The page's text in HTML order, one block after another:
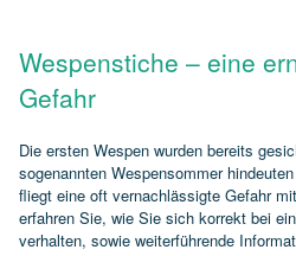
Wespenstiche – eine
Gefahr
Die ersten Wespen wurden bereits
sogenannten Wespensommer
fliegt eine oft vernachlässigte Gefahr
erfahren Sie, wie Sie sich korrekt bei
verhalten, sowie weiterführende